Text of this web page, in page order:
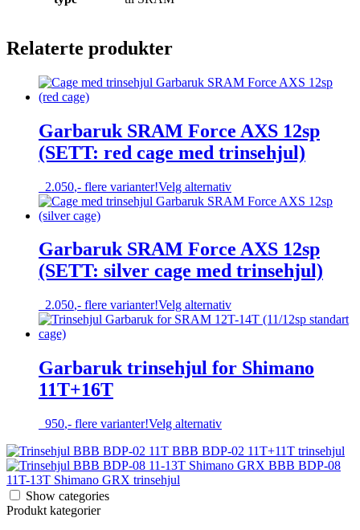
Relaterte produkter
Garbaruk SRAM Force AXS 12sp
(SETT: red cage med trinsehjul)
2.050,- flere varianter!Velg alternativDette
produktet
varianter.
Alternativene
kan
på
produktsiden
Garbaruk SRAM Force AXS 12sp
(SETT: silver cage med trinsehjul)
2.050,- flere varianter!Velg alternativDette
produktet
varianter.
Alternativene
Garbaruk trinsehjul for Shimano
11T+16T
950,- flere varianter!Velg alternativDette
har
flere
BBB BDP-02 11T+11T trinsehjul
BBB BDP-08
11T-13T Shimano GRX trinsehjul
Show categories
Produkt kategorier